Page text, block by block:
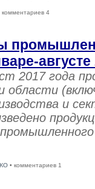
комментариев 4
августе
2017 года
области
и
• комментариев 1